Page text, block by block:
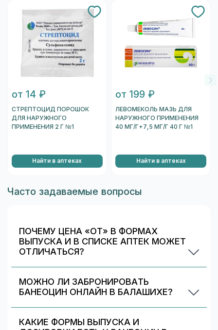
от 14 ₽
СТРЕПТОЦИД ПОРОШОК
ДЛЯ НАРУЖНОГО
ПРИМЕНЕНИЯ 2 Г №1
Найти в аптеках
от 199 ₽
ЛЕВОМЕКОЛЬ МАЗЬ ДЛЯ
НАРУЖНОГО ПРИМЕНЕНИЯ
40 МГ/Г+7,5 МГ/Г 40 Г №1
Найти в аптеках
Часто задаваемые вопросы
ПОЧЕМУ ЦЕНА «ОТ» В ФОРМАХ
ВЫПУСКА И В СПИСКЕ АПТЕК МОЖЕТ
ОТЛИЧАТЬСЯ?
(дозировка/упаковка), а список аптек может
показывать другие варианты или предложения
с разными условиями. Чтобы сравнивать
корректно, выберите конкретную форму
МОЖНО ЛИ ЗАБРОНИРОВАТЬ
БАНЕОЦИН ОНЛАЙН В БАЛАШИХЕ?
Выберите аптеку в блоке «Наличие и цены» и
КАКИЕ ФОРМЫ ВЫПУСКА И